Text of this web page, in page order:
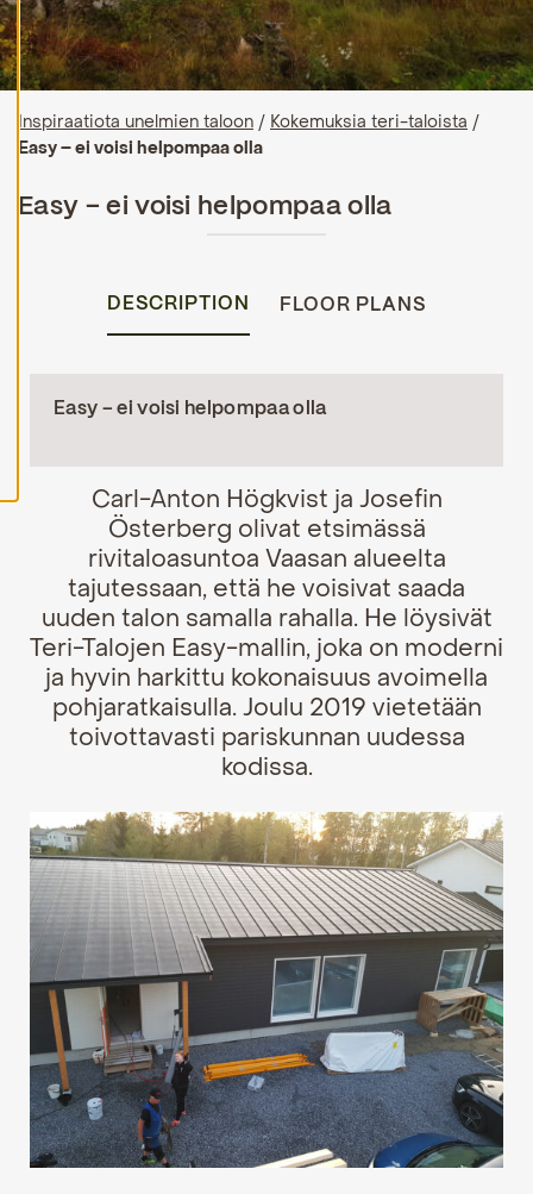
H
y
v
ä
s
y
i
Inspiraatiota unelmien taloon / Kokemuksia teri-taloista /
Easy – ei voisi helpompaa olla
Easy – ei voisi helpompaa olla
DESCRIPTION FLOOR PLANS
Easy – ei voisi helpompaa olla
Carl-Anton Högkvist ja Josefin
Österberg olivat etsimässä
rivitaloasuntoa Vaasan alueelta
tajutessaan, että he voisivat saada
uuden talon samalla rahalla. He löysivät
Teri-Talojen Easy-mallin, joka on moderni
ja hyvin harkittu kokonaisuus avoimella
pohjaratkaisulla. Joulu 2019 vietetään
toivottavasti pariskunnan uudessa
kodissa.